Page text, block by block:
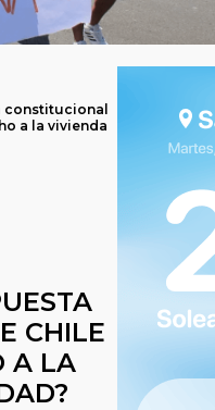
constitucional
a la vivienda
CHILE
A LA